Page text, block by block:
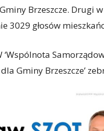
Brzeszcze. Drugi
3029 głosów
Gminy Brzeszcze’